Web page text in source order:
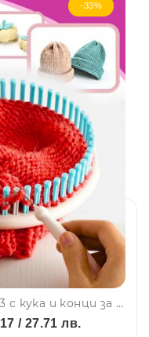
-33%
Детски стан за плетене 283 с кука и конци за плетене - BOW HEADBAND
/ 27.71 лв.